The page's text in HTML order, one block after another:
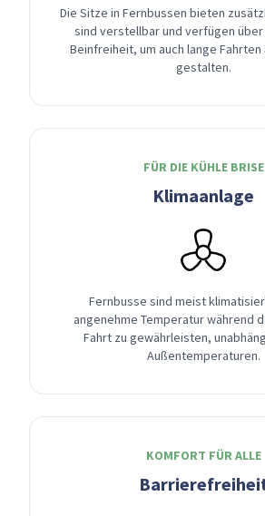
Die Sitze in Fernbussen bieten
sind verstellbar und verfügen
Beinfreiheit, um auch lange Fahrten
gestalten.
FÜR DIE KÜHLE BRISE
Klimaanlage
Fernbusse sind meist
angenehme Temperatur während
Fahrt zu gewährleisten,
Außentemperaturen.
KOMFORT FÜR ALLE